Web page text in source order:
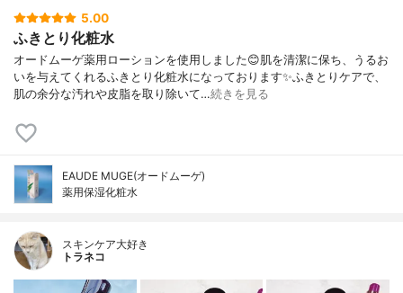
5.00
ふきとり化粧水
オードムーゲ薬用ローションを使用しました😊肌を清潔に保ち、うるお
いを与えてくれるふきとり化粧水になっております✨ふきとりケアで、
肌の余分な汚れや皮脂を取り除いて…続きを見る
EAUDE MUGE(オードムーゲ)
薬用保湿化粧水
スキンケア大好き
トラネコ